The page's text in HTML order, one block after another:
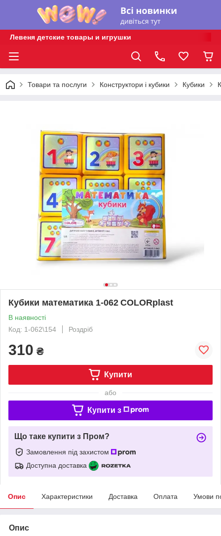
Левеня детские товары и игрушки
Товари та послуги Конструктори і кубики Кубики
Кубики математика 1‑062 COLORplast
В наявності
Код: 1-062\154
Роздріб
310 ₴
Купити
або
Купити з
Що таке купити з Пром?
Замовлення під захистом
Доступна доставка
Опис Характеристики Доставка Оплата Умови
Опис